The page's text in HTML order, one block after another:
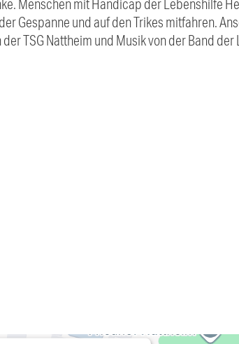
Menschen mit Handicap der Lebenshilfe
Gespanne und auf den Trikes mitfahren.
TSG Nattheim und Musik von der Band der